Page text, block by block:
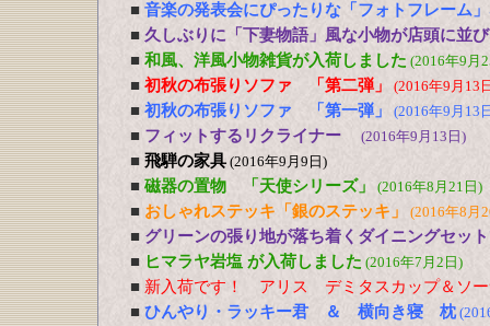
■ 音楽の発表会にぴったりな「フォトフレーム
■ 久しぶりに「下妻物語」風な小物が店頭に並
■ 和風、洋風小物雑貨が入荷しました (2016年9月
■ 初秋の布張りソファ 「第二弾」 (2016年9月13
■ 初秋の布張りソファ 「第一弾」 (2016年9月13
■ フィットするリクライナー (2016年9月13日)
■ 飛騨の家具 (2016年9月9日)
■ 磁器の置物 「天使シリーズ」 (2016年8月21日)
■ おしゃれステッキ「銀のステッキ」 (2016年8月
■ グリーンの張り地が落ち着くダイニングセッ
■ ヒマラヤ岩塩 が入荷しました (2016年7月2日)
■ 新入荷です！ アリス デミタスカップ＆ソ
■ ひんやり・ラッキー君 ＆ 横向き寝 枕